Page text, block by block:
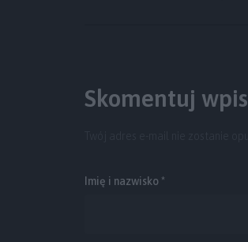
Skomentuj wpis
Imię i nazwisko *